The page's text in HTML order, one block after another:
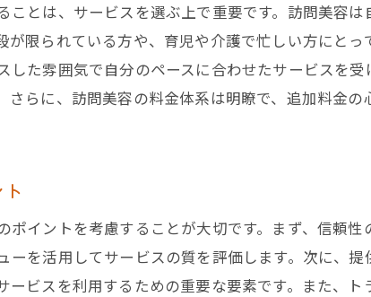
訪問美容のプロが提供するサービスとは
自宅でのプロ施術がもたらす安心感
訪問美容が支持される理由
移動不要の訪問美容高齢者や忙しい方に最
高齢者に優しい訪問美容の特徴
忙しい人が選ぶべき訪問美容の理由
ことは、サービスを選ぶ上で重要です。訪問美容
限られている方や、育児や介護で忙しい方にと
した雰囲気で自分のペースに合わせたサービスを
らに、訪問美容の料金体系は明瞭で、追加料金
イントを考慮することが大切です。まず、信頼
を活用してサービスの質を評価します。次に、
ービスを利用するための重要な要素です。また、